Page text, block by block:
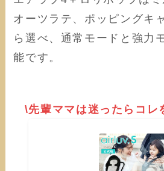
オーツラテ、ポッピングキ
ら選べ、通常モードと強力
能です。
\先輩ママは迷ったらコレ